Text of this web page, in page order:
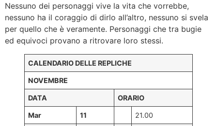
Nessuno dei personaggi vive la vita che vorrebbe,
nessuno ha il coraggio di dirlo all’altro, nessuno si svela
per quello che è veramente. Personaggi che tra bugie
ed equivoci provano a ritrovare loro stessi.
CALENDARIO DELLE REPLICHE
NOVEMBRE
DATA ORARIO
Mar 11 21.00